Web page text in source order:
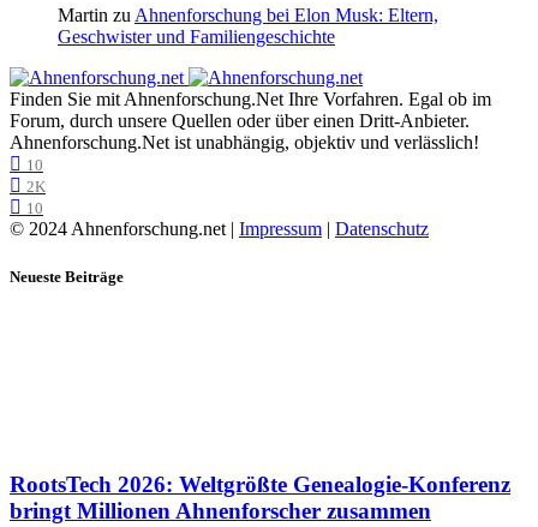
Martin zu Ahnenforschung bei Elon Musk: Eltern,
Geschwister und Familiengeschichte
Finden Sie mit Ahnenforschung.Net Ihre Vorfahren. Egal ob im
Forum, durch unsere Quellen oder über einen Dritt-Anbieter.
Ahnenforschung.Net ist unabhängig, objektiv und verlässlich!
10
2K
10
© 2024 Ahnenforschung.net | Impressum | Datenschutz
Neueste Beiträge
RootsTech 2026: Weltgrößte Genealogie-Konferenz
bringt Millionen Ahnenforscher zusammen